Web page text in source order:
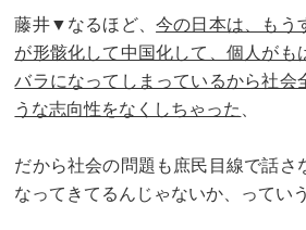
藤井▼なるほど、今の日本は、もう
が形骸化して中国化して、個人がも
バラになってしまっているから社会
うな志向性をなくしちゃった
だから社会の問題も庶民目線で話さ
なってきてるんじゃないか、ってい